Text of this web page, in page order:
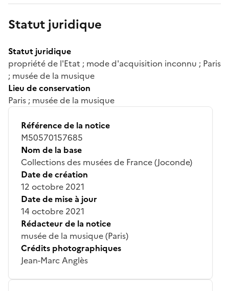
Statut juridique
Statut juridique
propriété de l'Etat ; mode d'acquisition inconnu ; Paris
; musée de la musique
Lieu de conservation
Paris ; musée de la musique
Référence de la notice
M50570157685
Nom de la base
Collections des musées de France (Joconde)
Date de création
12 octobre 2021
Date de mise à jour
14 octobre 2021
Rédacteur de la notice
musée de la musique (Paris)
Crédits photographiques
Jean-Marc Anglès